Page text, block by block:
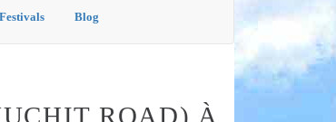
Festivals Blog
ROAD) À